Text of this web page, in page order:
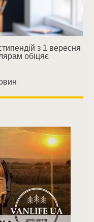
з 1 вересня
обіцяє